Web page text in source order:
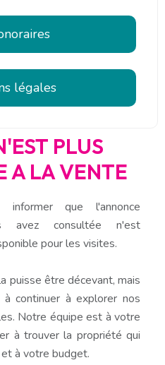
légales
PLUS
A LA VENTE
que l'annonce
avez consultée n'est
pour les visites.
puisse être décevant, mais
à continuer à explorer nos
Notre équipe est à votre
à trouver la propriété qui
à votre budget.